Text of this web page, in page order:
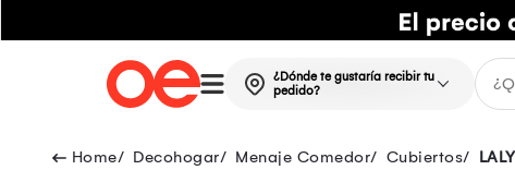
¿Dónde te gustaría recibir tu
pedido?
Decohogar Menaje Comedor Cubiertos LALY